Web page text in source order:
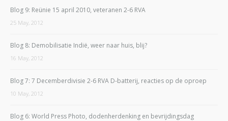
Blog 9: Reünie 15 april 2010, veteranen 2-6 RVA
25 May, 2012
Blog 8: Demobilisatie Indië, weer naar huis, blij?
16 May, 2012
Blog 7: 7 Decemberdivisie 2-6 RVA D-batterij, reacties op de oproep
10 May, 2012
Blog 6: World Press Photo, dodenherdenking en bevrijdingsdag